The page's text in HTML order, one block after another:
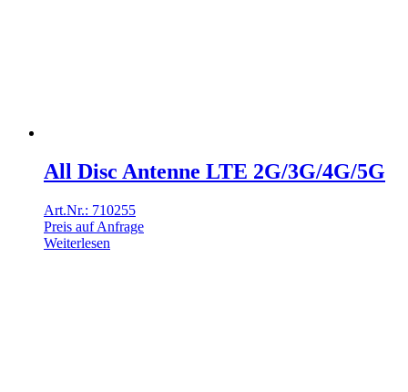
All Disc Antenne LTE 2G/3G/4G/5G
Art.Nr.: 710255
Preis auf Anfrage
Weiterlesen